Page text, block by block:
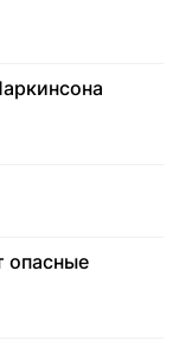
опасные